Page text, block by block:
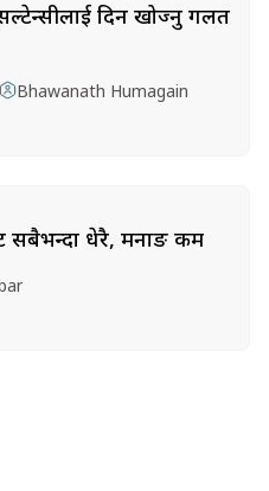
दिन खोज्नु गलत
Bhawanath Humagain
सबैभन्दा धेरै, मनाङ कम